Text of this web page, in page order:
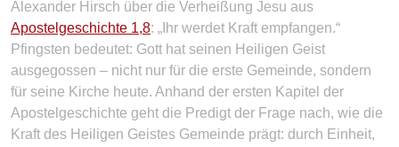
Alexander Hirsch über die Verheißung Jesu aus
Apostelgeschichte 1,8: „Ihr werdet Kraft empfangen.“
Pfingsten bedeutet: Gott hat seinen Heiligen Geist
ausgegossen – nicht nur für die erste Gemeinde, sondern
für seine Kirche heute. Anhand der ersten Kapitel der
Apostelgeschichte geht die Predigt der Frage nach, wie die
Kraft des Heiligen Geistes Gemeinde prägt: durch Einheit,